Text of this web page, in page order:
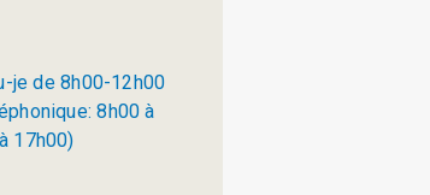
je de 8h00-12h00
8h00 à
17h00)